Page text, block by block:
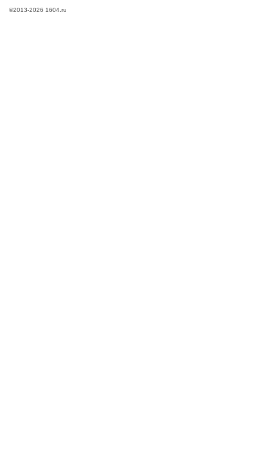
©2013-2026 1604.ru